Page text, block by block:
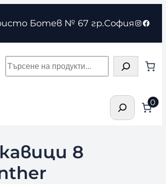
Ботев № 67 гр.София
Търсене
Търсене0
8